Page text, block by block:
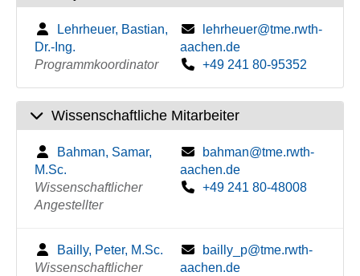
Lehrheuer, Bastian,
Dr.-Ing.
Programmkoordinator
lehrheuer@tme.rwth-
aachen.de
+49 241 80-95352
Wissenschaftliche Mitarbeiter
Bahman, Samar,
M.Sc.
Wissenschaftlicher
Angestellter
bahman@tme.rwth-
aachen.de
+49 241 80-48008
Bailly, Peter, M.Sc.
Wissenschaftlicher
bailly_p@tme.rwth-
aachen.de